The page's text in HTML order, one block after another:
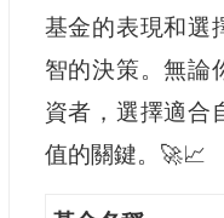
基金的表現和選
智的決策。無論
資者，選擇適合
值的關鍵。🚀📈